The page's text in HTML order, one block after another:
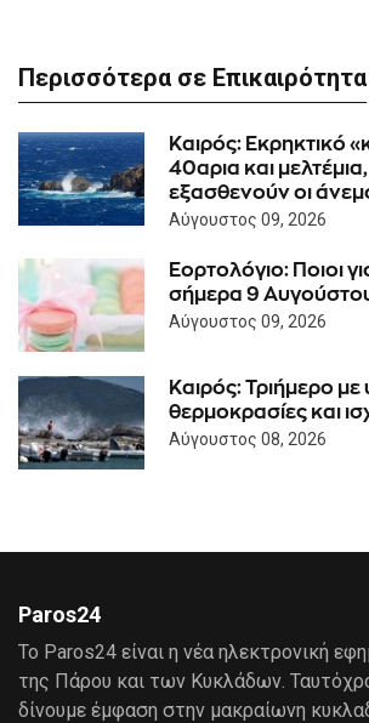
Περισσότερα σε Επικαιρότητα
Καιρός: Eκρηκτικό
40αρια και
εξασθενούν οι
Αύγουστος 09, 2026
Εορτολόγιο: Ποιοι
σήμερα 9
Αύγουστος 09, 2026
Καιρός: Τριήμερο
θερμοκρασίες και
Αύγουστος 08, 2026
Paros24
Το Paros24 είναι η νέα ηλεκτρονική
της Πάρου και των Κυκλάδων.
δίνουμε έμφαση στην μακραίωνη